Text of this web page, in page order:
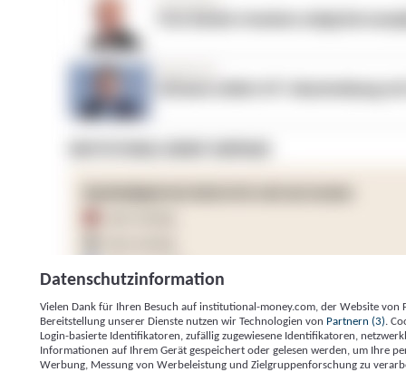
Datenschutzinformation
Vielen Dank für Ihren Besuch auf institutional-money.com, der Website von
Bereitstellung unserer Dienste nutzen wir Technologien von Partnern (3) .
Login-basierte Identifikatoren, zufällig zugewiesene Identifikatoren,
Informationen auf Ihrem Gerät gespeichert oder gelesen werden, um Ihre
Werbung, Messung von Werbeleistung und Zielgruppenforschung zu